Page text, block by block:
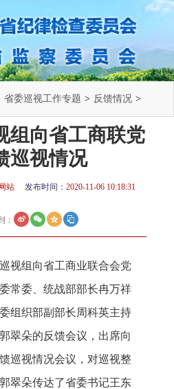
省委巡视工作专题 > 反馈情况 >
组向省工商联党
巡视情况
站 发布时间： 2020-11-06 10:18:31
：
视组向省工商业联合会党
常委、统战部部长冉万祥
组织部副部长周科英主持
翠朵的反馈会议，出席向
巡视情况会议，对巡视整
翠朵传达了省委书记王东